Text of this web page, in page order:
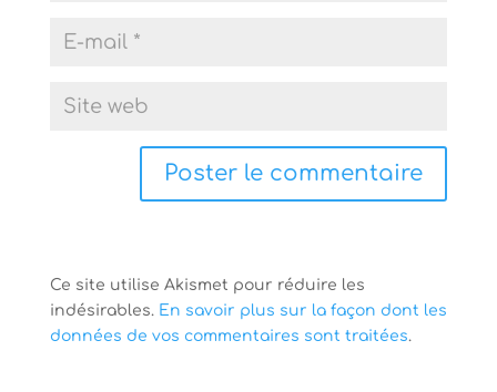
Ce site utilise Akismet pour réduire les
indésirables. En savoir plus sur la façon dont les
données de vos commentaires sont traitées.